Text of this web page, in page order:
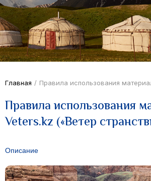
Главная / Правила использования
Правила использования
Veters.kz («Ветер
Описание